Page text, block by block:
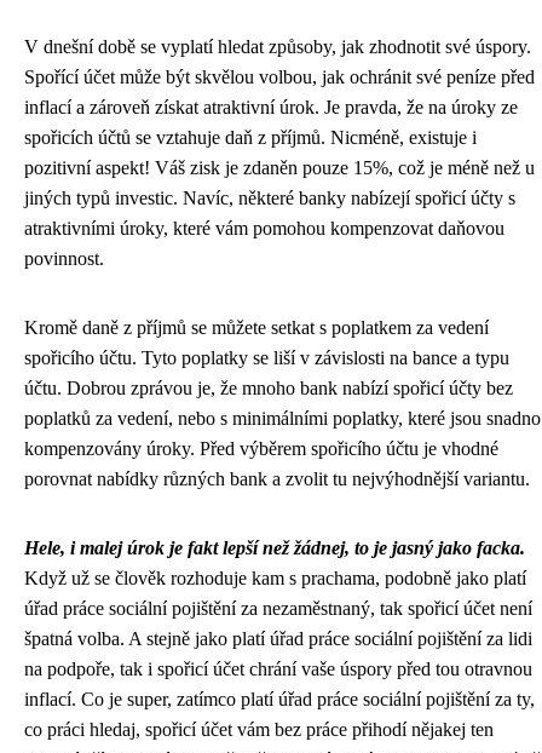
V dnešní době se vyplatí hledat způsoby, jak zhodnotit své úspory.
Spořící účet může být skvělou volbou, jak ochránit své peníze před
inflací a zároveň získat atraktivní úrok. Je pravda, že na úroky ze
spořicích účtů se vztahuje daň z příjmů. Nicméně, existuje i
pozitivní aspekt! Váš zisk je zdaněn pouze 15%, což je méně než u
jiných typů investic. Navíc, některé banky nabízejí spořicí účty s
atraktivními úroky, které vám pomohou kompenzovat daňovou
povinnost.
Kromě daně z příjmů se můžete setkat s poplatkem za vedení
spořicího účtu. Tyto poplatky se liší v závislosti na bance a typu
účtu. Dobrou zprávou je, že mnoho bank nabízí spořicí účty bez
poplatků za vedení, nebo s minimálními poplatky, které jsou snadno
kompenzovány úroky. Před výběrem spořicího účtu je vhodné
porovnat nabídky různých bank a zvolit tu nejvýhodnější variantu.
Hele, i malej úrok je fakt lepší než žádnej, to je jasný jako facka.
Když už se člověk rozhoduje kam s prachama, podobně jako platí
úřad práce sociální pojištěníza nezaměstnaný, tak spořicí účet není
špatná volba. A stejně jako platí úřad práce sociální pojištění za lidi
na podpoře, tak i spořicí účet chrání vaše úspory před tou otravnou
inflací. Co je super, zatímco platí úřad práce sociální pojištění za ty,
co práci hledaj, spořicí účet vám bez práce přihodí nějakej ten